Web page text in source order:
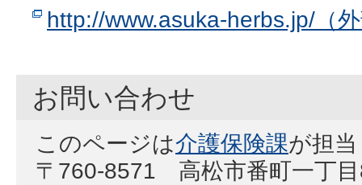
http://www.asuka-herbs.jp/（
お問い合わせ
このページは介護保険課が担
〒760-8571 高松市番町一丁